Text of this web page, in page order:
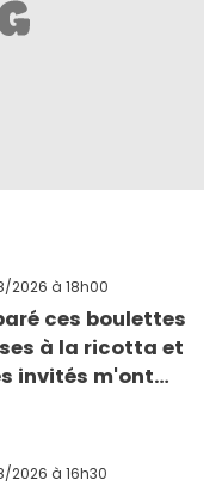
2026 à 18h00
ces boulettes
à la ricotta et
invités m'ont
2026 à 16h30